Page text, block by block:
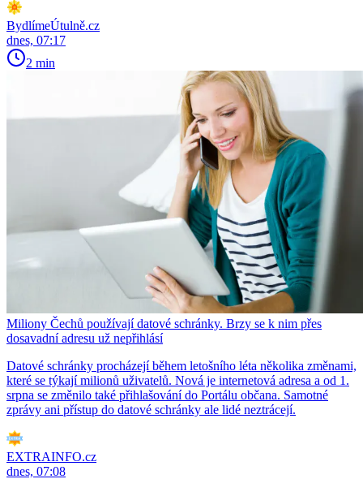
BydlímeÚtulně.cz
dnes, 07:17
2 min
Miliony Čechů používají datové schránky. Brzy se k nim přes
dosavadní adresu už nepřihlásí
Datové schránky procházejí během letošního léta několika změnami,
které se týkají milionů uživatelů. Nová je internetová adresa a od 1.
srpna se změnilo také přihlašování do Portálu občana. Samotné
zprávy ani přístup do datové schránky ale lidé neztrácejí.
EXTRAINFO.cz
dnes, 07:08